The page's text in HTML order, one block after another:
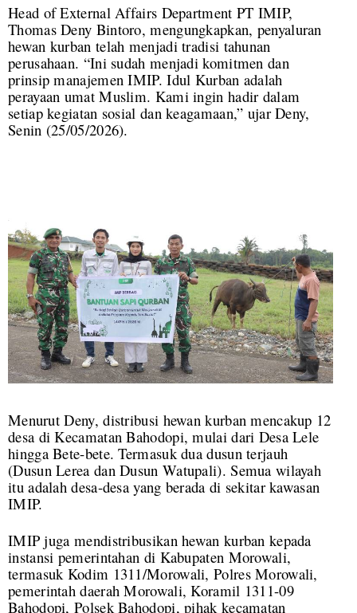
Head of External Affairs Department PT IMIP,
Thomas Deny Bintoro, mengungkapkan, penyaluran
hewan kurban telah menjadi tradisi tahunan
perusahaan. “Ini sudah menjadi komitmen dan
prinsip manajemen IMIP. Idul Kurban adalah
perayaan umat Muslim. Kami ingin hadir dalam
setiap kegiatan sosial dan keagamaan,” ujar Deny,
Senin (25/05/2026).
Menurut Deny, distribusi hewan kurban mencakup 12
desa di Kecamatan Bahodopi, mulai dari Desa Lele
hingga Bete-bete. Termasuk dua dusun terjauh
(Dusun Lerea dan Dusun Watupali). Semua wilayah
itu adalah desa-desa yang berada di sekitar kawasan
IMIP.
IMIP juga mendistribusikan hewan kurban kepada
instansi pemerintahan di Kabupaten Morowali,
termasuk Kodim 1311/Morowali, Polres Morowali,
pemerintah daerah Morowali, Koramil 1311-09
Bahodopi, Polsek Bahodopi, pihak kecamatan